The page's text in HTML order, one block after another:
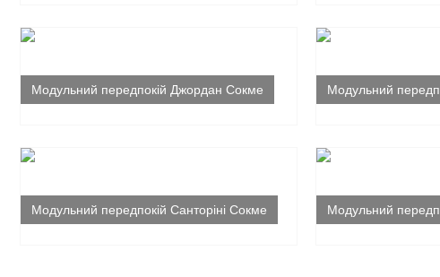
Модульний передпокій Джордан Сокме Модульний
Модульний передпокій Санторіні Сокме Модульний